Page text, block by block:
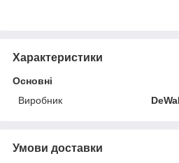
Характеристики
Основні
Виробник
Умови доставки